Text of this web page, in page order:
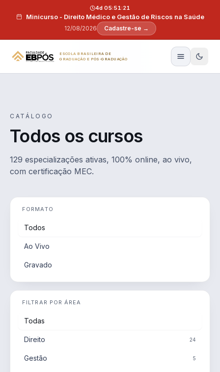
Minicurso - Direito Médico e Gestão de Riscos na Saúde
12/08/2026
4d 05:51:20
Cadastre-se →
ESCOLA BRASILEIRA DE
GRADUAÇÃO E PÓS-GRADUAÇÃO
CATÁLOGO
Todos os cursos
129 especializações ativas, 100% online, ao vivo,
com certificação MEC.
FORMATO
Todos
Ao Vivo
Gravado
FILTRAR POR ÁREA
Todas
Direito 24
Gestão 5